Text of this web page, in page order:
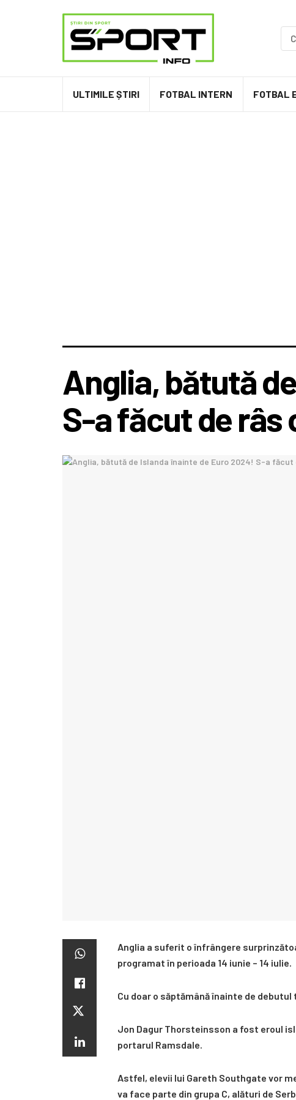
ULTIMILE ȘTIRI FOTBAL INTERN FOTBAL
Anglia, bătută
S-a făcut de râs
Anglia a suferit o înfrângere
programat în perioada 14 iunie – 14 iulie.
Cu doar o săptămână înainte de
Jon Dagur Thorsteinsson a fost eroul
portarul Ramsdale.
Astfel, elevii lui Gareth Southgate vor
va face parte din grupa C, alături de